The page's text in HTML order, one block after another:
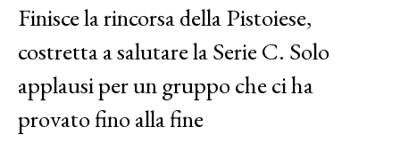
Finisce la rincorsa della Pistoiese,
costretta a salutare la Serie C. Solo
applausi per un gruppo che ci ha
provato fino alla fine